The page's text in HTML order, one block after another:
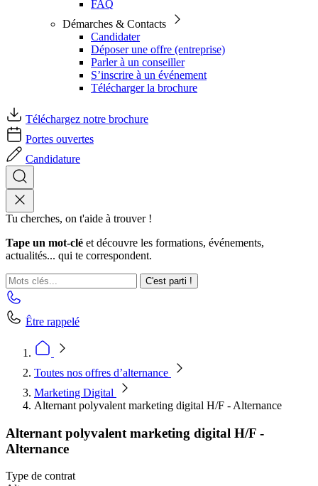
FAQ
Démarches & Contacts
Candidater
Déposer une offre (entreprise)
Parler à un conseiller
S’inscrire à un événement
Télécharger la brochure
Téléchargez notre brochure
Portes ouvertes
Candidature
Tu cherches, on t'aide à trouver !
Tape un mot-clé et découvre les formations, événements,
actualités... qui te correspondent.
C'est parti !
Être rappelé
Toutes nos offres d’alternance
Marketing Digital
Alternant polyvalent marketing digital H/F - Alternance
Alternant polyvalent marketing digital H/F -
Alternance
Type de contrat